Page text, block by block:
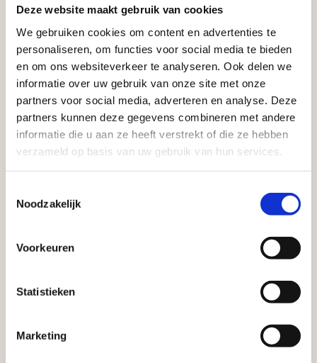
Deze website maakt gebruik van cookies
We gebruiken cookies om content en advertenties te
personaliseren, om functies voor social media te bieden
en om ons websiteverkeer te analyseren. Ook delen we
informatie over uw gebruik van onze site met onze
partners voor social media, adverteren en analyse. Deze
partners kunnen deze gegevens combineren met andere
informatie die u aan ze heeft verstrekt of die ze hebben
verzameld op basis van uw gebruik van hun services.
Noodzakelijk
Voorkeuren
Statistieken
Marketing
voor zakelijke klanten op zoek naar tuin- en
infraproducten. Als professionele leverancier van
tuinmaterialen bieden wij een breed assortiment
aan producten van topkwaliteit. Lees meer over de
zakelijke mogelijkheden.
Vrijblijvend advies?
Geen probleem, wij hebben alles voor uw
graag!
Aangepaste openingstijden tijdens de
vakantieperiode
Waardenburg en Vego Dordrecht hanteren tijdens
de vakantieperiode aangepaste openingstijden op
zaterdag. Bekijk de vestigingspagina voor de
actuele openingstijden.
maanden dicht is voor al het wegverkeer, is het fijn
Met vier vestigingen en inspirerende showtuinen
tuinproject.